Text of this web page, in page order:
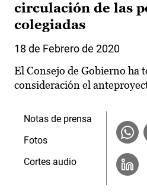
circulación de las
colegiadas
18 de Febrero de 2020
El Consejo de Gobierno ha
consideración el
Notas de prensa
Fotos
Cortes audio